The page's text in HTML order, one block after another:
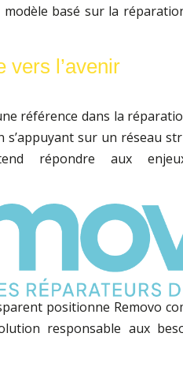
basé sur la
vers l’avenir
référence dans la
s’appuyant sur un réseau
répondre aux
positionne Removo
responsable aux